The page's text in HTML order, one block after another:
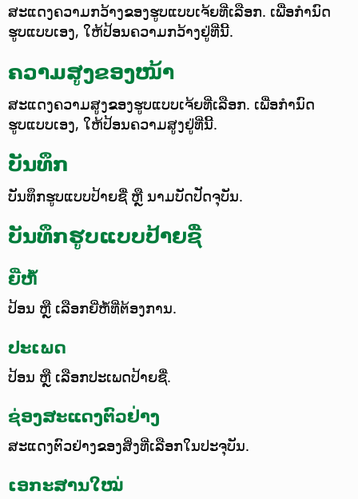
ສະແດງຄວາມກວ້າງຂອງຮູບແບບເຈ້ຍທີ່ເລືອກ. ເພື່ອກຳນົດ
ຮູບແບບເອງ, ໃຫ້ປ້ອນຄວາມກວ້າງຢູ່ທີ່ນີ້.
ຄວາມສູງຂອງໜ້າ
ສະແດງຄວາມສູງຂອງຮູບແບບເຈ້ຍທີ່ເລືອກ. ເພື່ອກຳນົດ
ຮູບແບບເອງ, ໃຫ້ປ້ອນຄວາມສູງຢູ່ທີ່ນີ້.
ບັນທຶກ
ບັນທຶກຮູບແບບປ້າຍຊື່ ຫຼື ນາມບັດປັດຈຸບັນ.
ບັນທຶກຮູບແບບປ້າຍຊື່
ຍີ່ຫໍ້
ປ້ອນ ຫຼື ເລືອກຍີ່ຫໍ້ທີ່ຕ້ອງການ.
ປະເພດ
ປ້ອນ ຫຼື ເລືອກປະເພດປ້າຍຊື່.
ຊ່ອງສະແດງຕົວຢ່າງ
ສະແດງຕົວຢ່າງຂອງສິ່ງທີ່ເລືອກໃນປະຈຸບັນ.
ເອກະສານໃໝ່